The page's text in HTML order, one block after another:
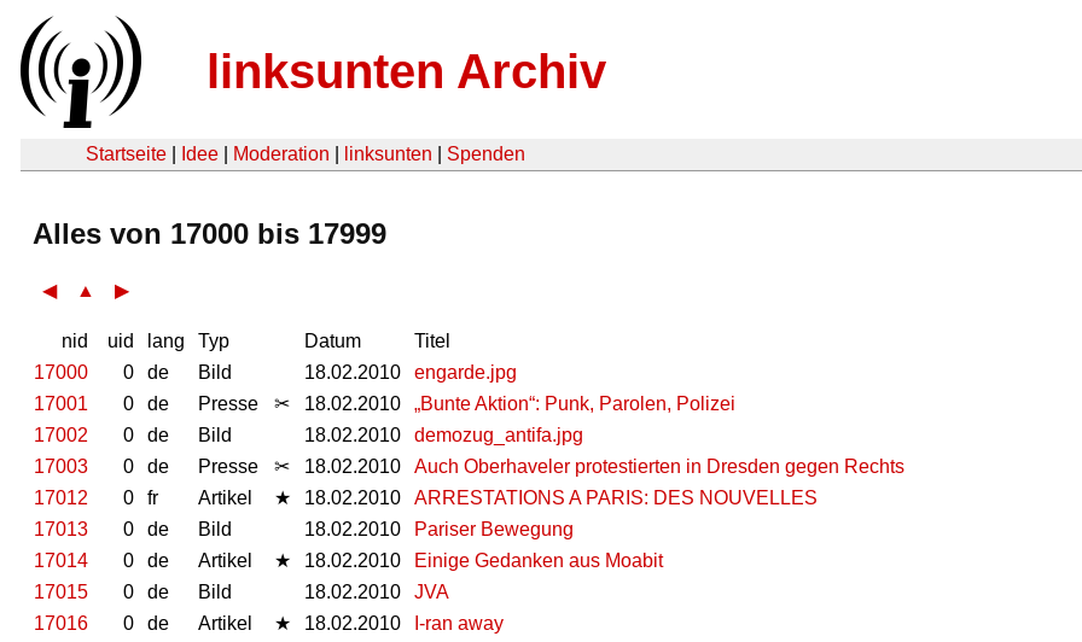
linksunten Archiv
Startseite Idee Moderation linksunten Spenden
Alles von 17000 bis 17999
◀ ▲ ▶
nid uid lang Typ Datum
Titel
17000
0 de Bild 18.02.2010
engarde.jpg
17001
0 de Presse ✂ 18.02.2010
„Bunte Aktion“: Punk, Parolen, Polizei
17002
0 de Bild 18.02.2010
demozug_antifa.jpg
17003
0 de Presse ✂ 18.02.2010
Auch Oberhaveler protestierten in Dresden gegen Rechts
17012
0 fr Artikel ★ 18.02.2010
ARRESTATIONS A PARIS: DES NOUVELLES
17013
0 de Bild 18.02.2010
Pariser Bewegung
17014
0 de Artikel ★ 18.02.2010
Einige Gedanken aus Moabit
17015
0 de Bild 18.02.2010
JVA
17016
0 de Artikel ★ 18.02.2010
I-ran away